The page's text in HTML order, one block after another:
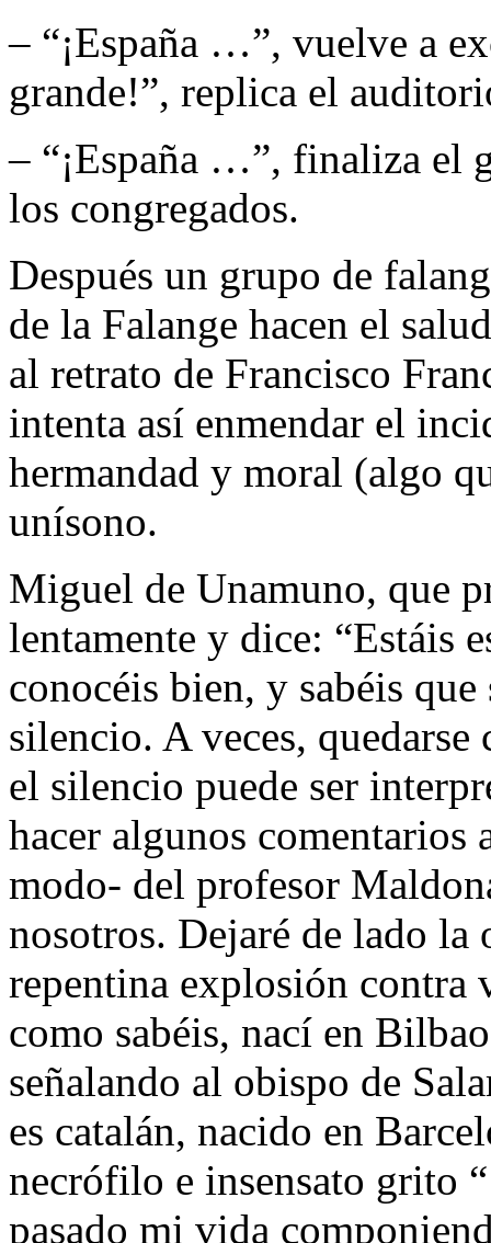
– “¡España …”, vuelve a
grande!”, replica el
– “¡España …”, finaliza el
los congregados.
Después un grupo de
de la Falange hacen el
al retrato de Francisco
intenta así enmendar el
hermandad y moral (algo
unísono.
Miguel de Unamuno, que
lentamente y dice: “Estáis
conocéis bien, y sabéis
silencio. A veces,
el silencio puede ser
hacer algunos
modo- del profesor
nosotros. Dejaré de lado la
repentina explosión contra
como sabéis, nací en
señalando al obispo de
es catalán, nacido en
necrófilo e insensato grito
pasado mi vida